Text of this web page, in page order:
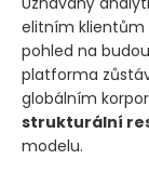
elitním klientům
pohled na
platforma
globálním
strukturální
modelu.